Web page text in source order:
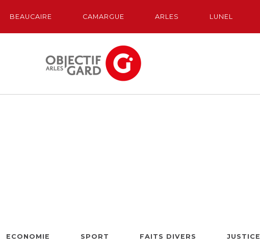
BEAUCAIRE CAMARGUE ARLES LUNEL
ECONOMIE SPORT FAITS DIVERS JUSTICE